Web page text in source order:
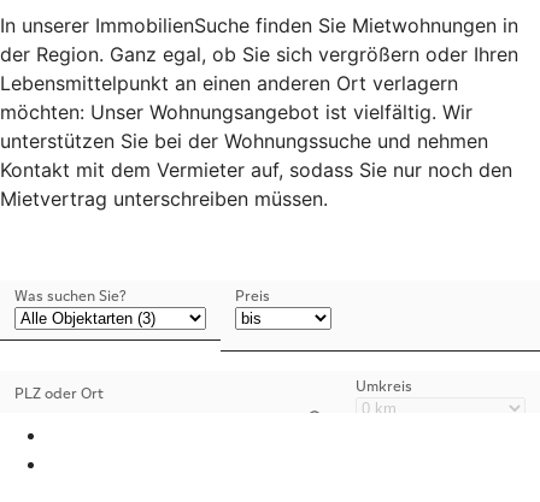
In unserer ImmobilienSuche finden Sie Mietwohnungen in
der Region. Ganz egal, ob Sie sich vergrößern oder Ihren
Lebensmittelpunkt an einen anderen Ort verlagern
möchten: Unser Wohnungsangebot ist vielfältig. Wir
unterstützen Sie bei der Wohnungssuche und nehmen
Kontakt mit dem Vermieter auf, sodass Sie nur noch den
Mietvertrag unterschreiben müssen.